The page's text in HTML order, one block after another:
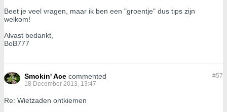
Beet je veel vragen, maar ik ben een "groentje" dus tips zijn
welkom!
Alvast bedankt,
BoB777
#57
Smokin' Ace commented
18 December 2013, 13:47
Re: Wietzaden ontkiemen